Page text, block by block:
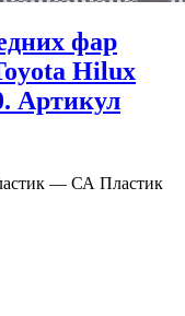
фар
Hilux
Артикул
— СА Пластик